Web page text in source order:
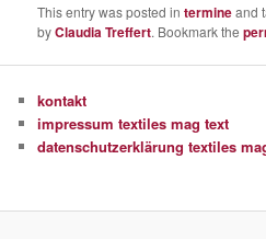
This entry was posted intermineand
byClaudia Treffert. Bookmark the
kontakt
impressum textiles mag text
datenschutzerklärung textiles